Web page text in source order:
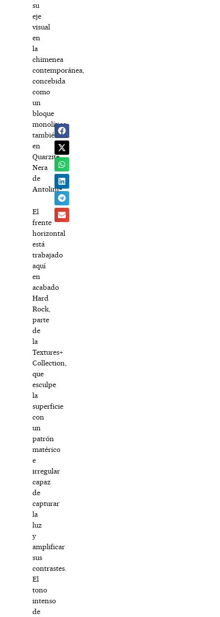
su
eje
visual
en
la
chimenea
contemporánea,
concebida
como
un
bloque
monolítico
también
en
Quarzite
Nera
de
Antolini®.
El
frente
horizontal
está
trabajado
aquí
en
acabado
Hard
Rock,
parte
de
la
Textures+
Collection,
que
esculpe
la
superficie
con
un
patrón
matérico
e
irregular
capaz
de
capturar
la
luz
y
amplificar
sus
contrastes.
El
tono
intenso
de